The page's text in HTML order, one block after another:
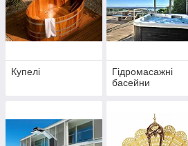
Купелі
Гідромасажні
басейни